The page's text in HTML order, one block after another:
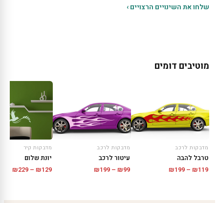
שלחו את השינויים הרצויים ›
מוטיבים דומים
מדבקות לרכב
טרבל להבה
₪119
–
₪199
מדבקות לרכב
עיטור לרכב
₪99
–
₪199
מדבקות קיר
יונת שלום
₪129
–
₪229